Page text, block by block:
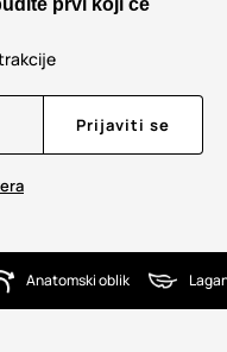
Prijaviti se
Anatomski oblik